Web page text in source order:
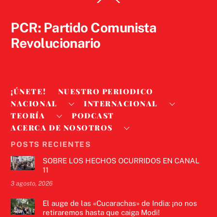
To
PCR: Partido Comunista
Revolucionario
¡ÚNETE!
NUESTRO PERIODICO
NACIONAL
INTERNACIONAL
TEORÍA
PODCAST
ACERCA DE NOSOTROS
POSTS RECIENTES
SOBRE LOS HECHOS OCURRIDOS EN CANAL
11
3 agosto, 2026
El auge de las «Cucarachas» de India: ¡no nos
retiraremos hasta que caiga Modi!